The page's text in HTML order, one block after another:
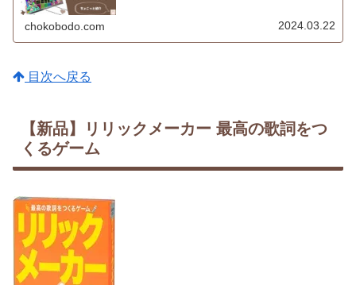
chokobodo.com 2024.03.22
目次へ戻る
【新品】リリックメーカー 最高の歌詞をつ
くるゲーム